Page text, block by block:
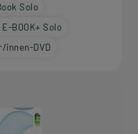
Solo
BOOK+ Solo
innen-DVD